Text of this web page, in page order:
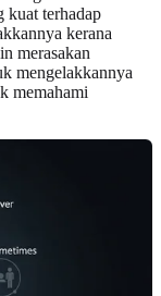
kuat terhadap
kerana
merasakan
mengelakkannya
memahami